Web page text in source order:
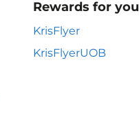
Rewards for you
KrisFlyer
KrisFlyerUOB